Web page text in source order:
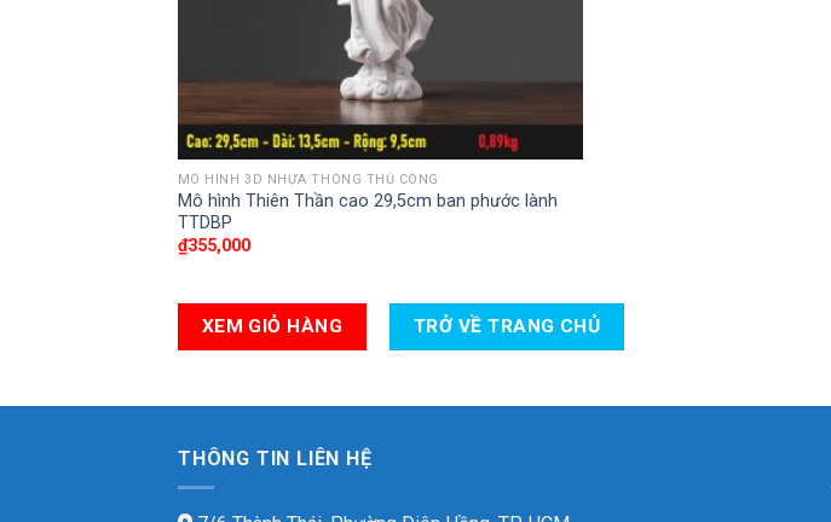
MÔ HÌNH 3D NHỰA THÔNG THỦ CÔNG
Mô hình Thiên Thần cao 29,5cm ban phước lành
TTDBP
₫355,000
XEM GIỎ HÀNG TRỞ VỀ TRANG CHỦ
THÔNG TIN LIÊN HỆ